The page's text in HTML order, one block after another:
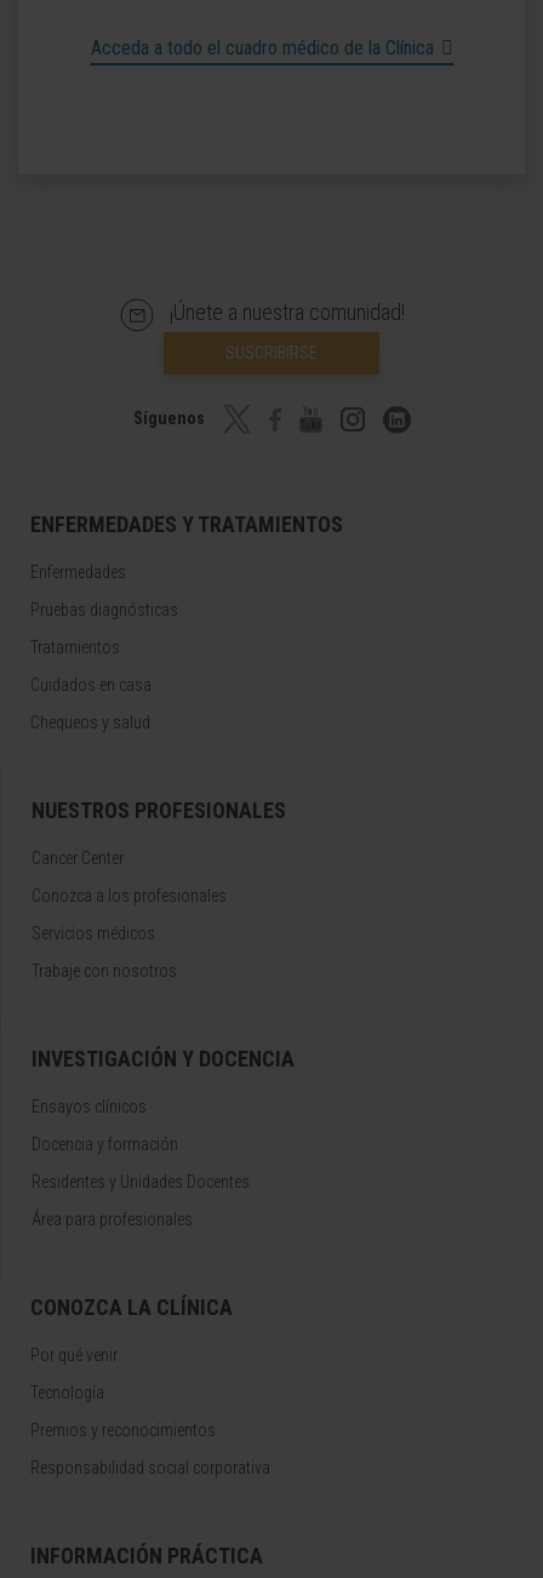
Acceda a todo el cuadro médico de la Clínica
¡Únete a nuestra comunidad!
SUSCRIBIRSE
Síguenos
ENFERMEDADES Y TRATAMIENTOS
Enfermedades
Pruebas diagnósticas
Tratamientos
Cuidados en casa
Chequeos y salud
NUESTROS PROFESIONALES
Cancer Center
Conozca a los profesionales
Servicios médicos
Trabaje con nosotros
INVESTIGACIÓN Y DOCENCIA
Ensayos clínicos
Docencia y formación
Residentes y Unidades Docentes
Área para profesionales
CONOZCA LA CLÍNICA
Por qué venir
Tecnología
Premios y reconocimientos
Responsabilidad social corporativa
INFORMACIÓN PRÁCTICA